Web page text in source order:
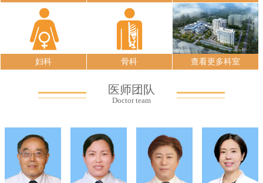
妇科 骨科 查看更多科室
医师团队
Doctor team